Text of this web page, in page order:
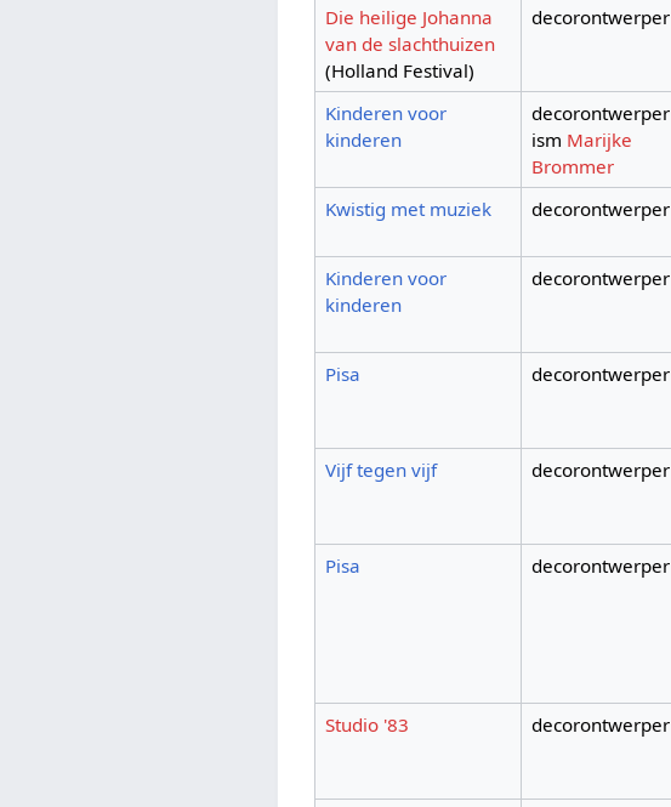
Die heilige Johanna
van de slachthuizen
(Holland Festival)
decorontwerper
Kinderen voor
kinderen
decorontwerper
ism Marijke
Brommer
Kwistig met muziek
decorontwerper
Kinderen voor
kinderen
decorontwerper
Pisa
decorontwerper
Vijf tegen vijf
decorontwerper
Pisa decorontwerper
Studio '83 decorontwerper